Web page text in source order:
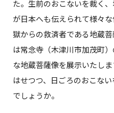
た。生前のおこないを裁く
が日本へも伝えられて様々
獄からの救済者である地蔵
は常念寺（木津川市加茂町
な地蔵菩薩像を展示いたし
はせつつ、日ごろのおこな
でしょうか。